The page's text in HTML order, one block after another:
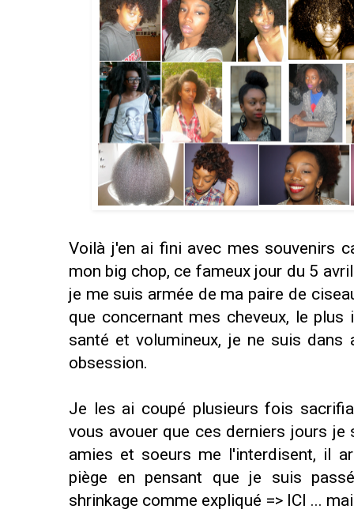
Voilà j'en ai fini avec mes souvenirs
mon big chop, ce fameux jour du 5
je me suis armée de ma paire de
que concernant mes cheveux, le
santé et volumineux, je ne suis dans
obsession.
Je les ai coupé plusieurs fois
vous avouer que ces derniers jours
amies et soeurs me l'interdisent, il
piège en pensant que je suis
shrinkage comme expliqué => ICI ...